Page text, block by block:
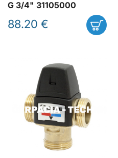
G 3/4" 31105000
88.20 €